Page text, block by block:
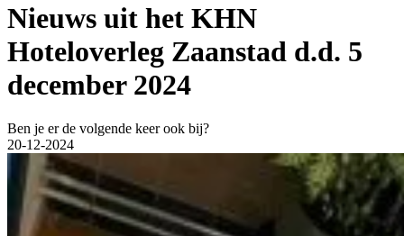
Nieuws uit het KHN
Hoteloverleg Zaanstad d.d. 5
december 2024
Ben je er de volgende keer ook bij?
20-12-2024